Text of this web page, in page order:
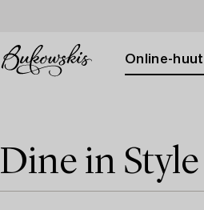
Online-
Dine in Style